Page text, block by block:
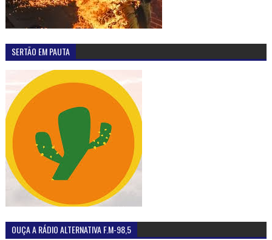
SERTÃO EM PAUTA
OUÇA A RÁDIO ALTERNATIVA F.M-98,5